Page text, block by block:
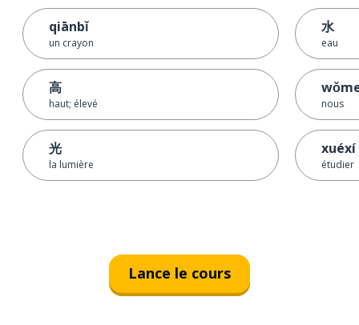
qiānbǐ
un crayon
高
haut; élevé
光
la lumière
水
eau
nous
xuéxí
étudier
Lance le cours